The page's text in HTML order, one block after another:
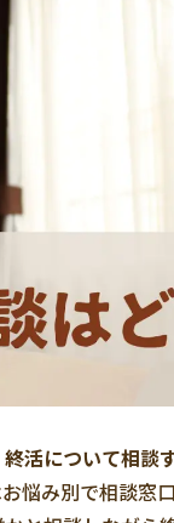
活について相談
悩み別で相談窓